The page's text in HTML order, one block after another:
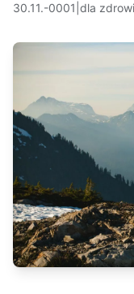
30.11.-0001 dla